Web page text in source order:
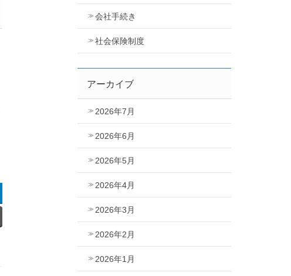
会社手続き
社会保険制度
アーカイブ
2026年7月
2026年6月
2026年5月
2026年4月
2026年3月
2026年2月
2026年1月